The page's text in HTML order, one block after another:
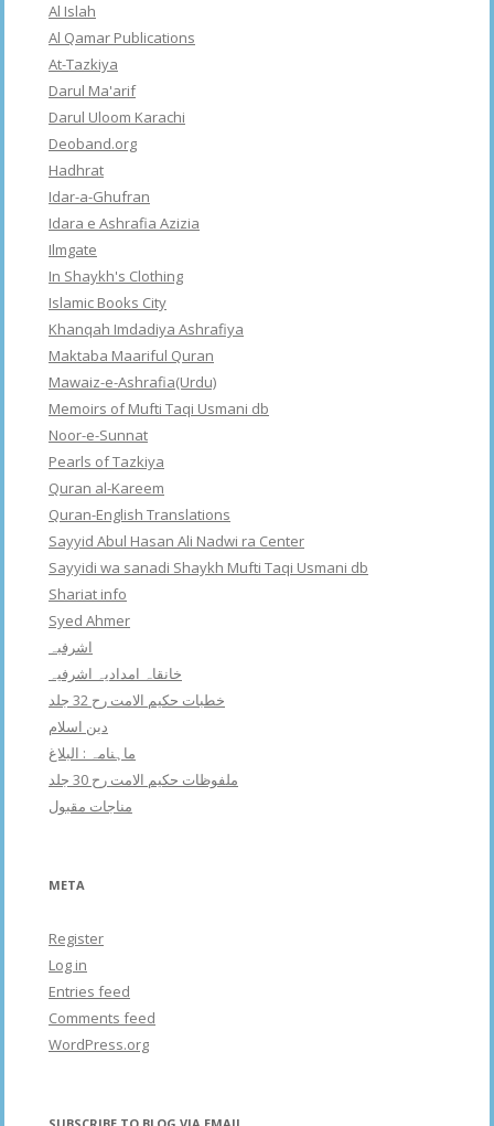
Al Islah
Al Qamar Publications
At-Tazkiya
Darul Ma'arif
Darul Uloom Karachi
Deoband.org
Hadhrat
Idar-a-Ghufran
Idara e Ashrafia Azizia
Ilmgate
In Shaykh's Clothing
Islamic Books City
Khanqah Imdadiya Ashrafiya
Maktaba Maariful Quran
Mawaiz-e-Ashrafia(Urdu)
Memoirs of Mufti Taqi Usmani db
Noor-e-Sunnat
Pearls of Tazkiya
Quran al-Kareem
Quran-English Translations
Sayyid Abul Hasan Ali Nadwi ra Center
Sayyidi wa sanadi Shaykh Mufti Taqi Usmani db
Shariat info
Syed Ahmer
اشرفبہ
خانقاہ امدادیہ اشرفیہ
خطبات حکیم الامت رح 32 جلد
دین اسلام
ماہنامہ : البلاغ
ملفوظات حکیم الامت رح 30 جلد
مناجات مقبول
META
Register
Log in
Entries feed
Comments feed
WordPress.org